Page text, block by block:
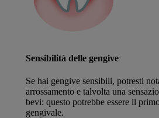
Sensibilità delle gengive
Se hai gengive sensibili, potresti
arrossamento e talvolta una
bevi: questo potrebbe essere il
gengivale.